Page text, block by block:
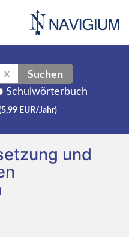
X Suchen
Schulwörterbuch
EUR/Jahr)
und